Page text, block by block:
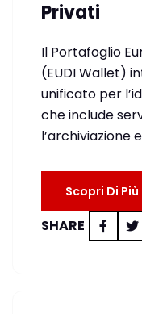
Privati
Il Portafoglio
(EUDI Wallet)
unificato per
che include
l’archiviazione
Scopri Di Più
SHARE